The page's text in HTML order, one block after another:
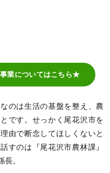
業についてはこちら★
のは生活の基盤を整え、農
です。せっかく尾花沢市を
由で断念してほしくないと
すのは『尾花沢市農林課』
長。